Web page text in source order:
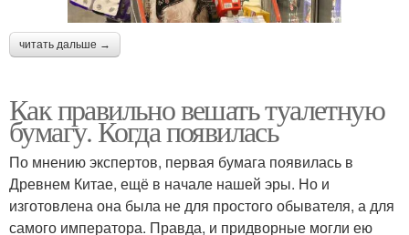
читать дальше →
Как правильно вешать туалетную
бумагу. Когда появилась
По мнению экспертов, первая бумага появилась в
Древнем Китае, ещё в начале нашей эры. Но и
изготовлена она была не для простого обывателя, а для
самого императора. Правда, и придворные могли ею